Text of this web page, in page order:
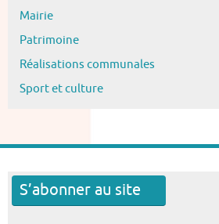
Mairie
Patrimoine
Réalisations communales
Sport et culture
S’abonner au site